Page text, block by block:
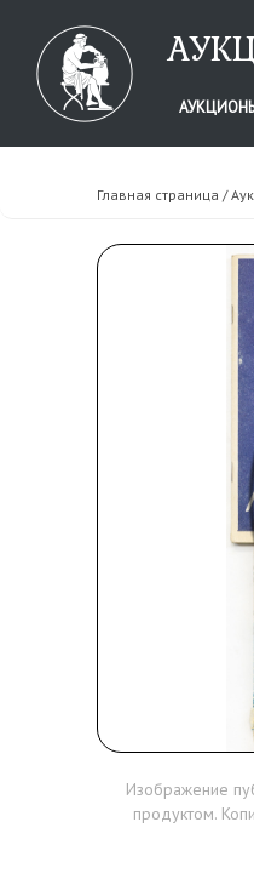
Главная страница /
Изображение
продуктом.